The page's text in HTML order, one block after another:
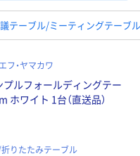
テーブル/ミーティングテーブル
フ・ヤマカワ
プルフォールディングテー
ワイト 1台（直送品）
りたたみテーブル